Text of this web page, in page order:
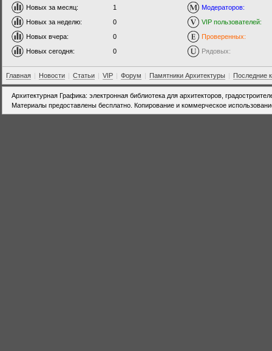
Новых за месяц:
1
Новых за неделю:
0
Новых вчера:
0
Новых сегодня:
0
Модераторов:
VIP пользователей:
Проверенных:
Рядовых:
Главная | Новости | Статьи | VIP | Форум | Памятники Архитектуры | Последние
Архитектурная Графика: электронная библиотека для архитекторов,
Материалы предоставлены бесплатно. Копирование и коммерческое